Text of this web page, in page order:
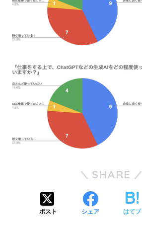
SHARE
ポスト シェア はてブ